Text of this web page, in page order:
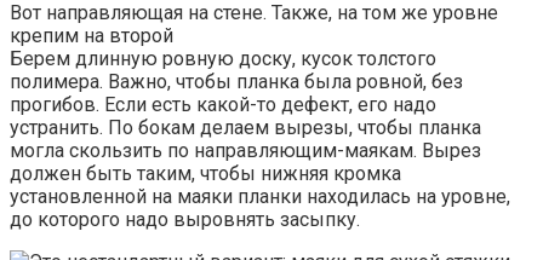
Вот направляющая на стене. Также, на том же уровне
крепим на второй
Берем длинную ровную доску, кусок толстого
полимера. Важно, чтобы планка была ровной, без
прогибов. Если есть какой-то дефект, его надо
устранить. По бокам делаем вырезы, чтобы планка
могла скользить по направляющим-маякам. Вырез
должен быть таким, чтобы нижняя кромка
установленной на маяки планки находилась на уровне,
до которого надо выровнять засыпку.